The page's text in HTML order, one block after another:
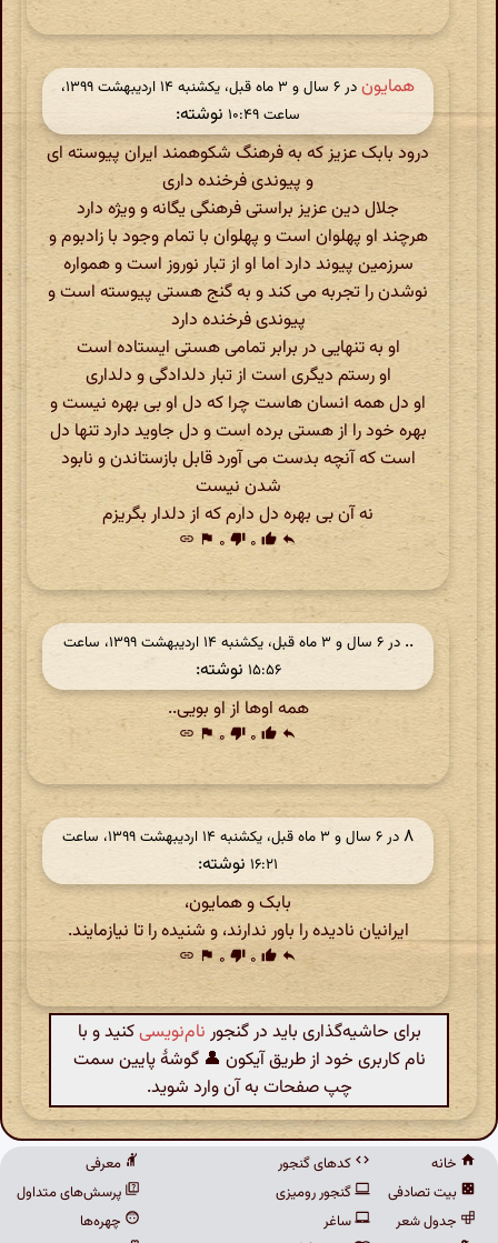
همایون
در ‫۶ سال و ۳ ماه قبل، یکشنبه ۱۴ اردیبهشت ۱۳۹۹،
ساعت ۱۰:۴۹
نوشته:
درود بابک عزیز که به فرهنگ شکوهمند ایران پیوسته ای
و پیوندی فرخنده داری
جلال دین عزیز براستی فرهنگی یگانه و ویژه دارد
هرچند او پهلوان است و پهلوان با تمام وجود با زادبوم و
سرزمین پیوند دارد اما او از تبار نوروز است و همواره
نوشدن را تجربه می کند و به گنج هستی پیوسته است و
پیوندی فرخنده دارد
او به تنهایی در برابر تمامی هستی ایستاده است
او رستم دیگری است از تبار دلدادگی و دلداری
او دل همه انسان هاست چرا که دل او بی بهره نیست و
بهره خود را از هستی برده است و دل جاوید دارد تنها دل
است که آنچه بدست می آورد قابل بازستاندن و نابود
شدن نیست
نه آن بی بهره دل دارم که از دلدار بگریزم
reply
thumb_up ۰ thumb_down ۰ flag
link
..
در ‫۶ سال و ۳ ماه قبل، یکشنبه ۱۴ اردیبهشت ۱۳۹۹، ساعت
۱۵:۵۶ نوشته:
همه اوها از او بویی..
reply
thumb_up ۰ thumb_down ۰ flag
link
۸
در ‫۶ سال و ۳ ماه قبل، یکشنبه ۱۴ اردیبهشت ۱۳۹۹، ساعت
۱۶:۲۱ نوشته:
بابک و همایون،
ایرانیان نادیده را باور ندارند، و شنیده را تا نیازمایند.
reply
thumb_up ۰ thumb_down ۰ flag
link
برای حاشیه‌گذاری باید در گنجور نام‌نویسیکنید و با
نام کاربری خود از طریق آیکون 👤 گوشهٔ پایین سمت
چپ صفحات به آن وارد شوید.
خانه
بیت تصادفی
جدول شعر
کدهای گنجور
گنجور رومیزی
ساغر
معرفی
پرسش‌های متداول
چهره‌ها